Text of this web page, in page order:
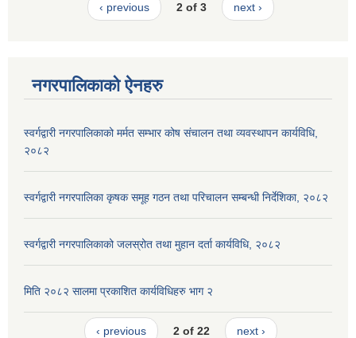
‹ previous 2 of 3 next ›
नगरपालिकाको ऐनहरु
स्वर्गद्वारी नगरपालिकाको मर्मत सम्भार कोष संचालन तथा व्यवस्थापन कार्यविधि,
२०८२
स्वर्गद्वारी नगरपालिका कृषक समूह गठन तथा परिचालन सम्बन्धी निर्देशिका, २०८२
स्वर्गद्वारी नगरपालिकाको जलस्रोत तथा मुहान दर्ता कार्यविधि, २०८२
मिति २०८२ सालमा प्रकाशित कार्यविधिहरु भाग २
‹ previous 2 of 22 next ›